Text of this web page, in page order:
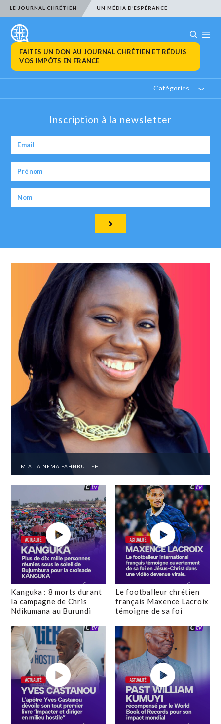
LE JOURNAL CHRÉTIEN UN MÉDIA D’ESPÉRANCE
FAITES UN DON AU JOURNAL CHRÉTIEN ET RÉDUIS
VOS IMPÔTS EN FRANCE
Catégories
Inscription à la newsletter
MIATTA NEMA FAHNBULLEH
Kanguka : 8 morts durant
la campagne de Chris
Ndikumana au Burundi
Le footballeur chrétien
français Maxence Lacroix
témoigne de sa foi